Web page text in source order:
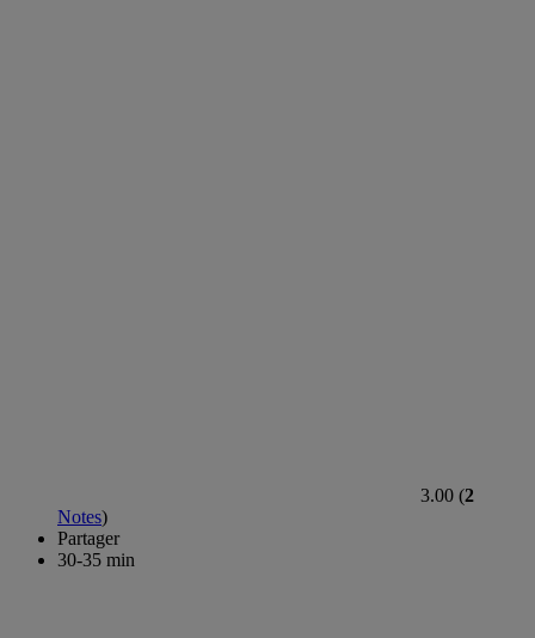
3.00 (2
Notes)
Partager
30-35 min